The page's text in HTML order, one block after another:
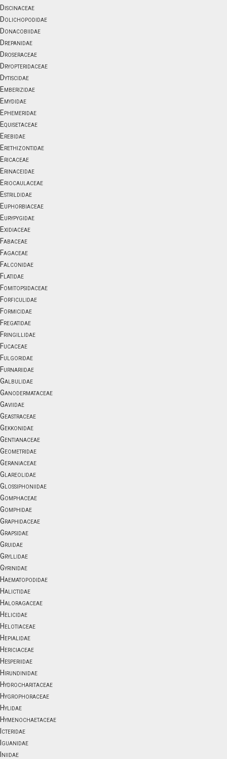
Discinaceae
Dolichopodidae
Donacobiidae
Drepanidae
Droseraceae
Dryopteridaceae
Dytiscidae
Emberizidae
Emydidae
Ephemeridae
Equisetaceae
Erebidae
Erethizontidae
Ericaceae
Erinaceidae
Eriocaulaceae
Estrildidae
Euphorbiaceae
Eurypygidae
Exidiaceae
Fabaceae
Fagaceae
Falconidae
Flatidae
Fomitopsidaceae
Forficulidae
Formicidae
Fregatidae
Fringillidae
Fucaceae
Fulgoridae
Furnariidae
Galbulidae
Ganodermataceae
Gaviidae
Geastraceae
Gekkonidae
Gentianaceae
Geometridae
Geraniaceae
Glareolidae
Glossiphoniidae
Gomphaceae
Gomphidae
Graphidaceae
Grapsidae
Gruidae
Gryllidae
Gyrinidae
Haematopodidae
Halictidae
Haloragaceae
Helicidae
Helotiaceae
Hepialidae
Hericiaceae
Hesperiidae
Hirundinidae
Hydrocharitaceae
Hygrophoraceae
Hylidae
Hymenochaetaceae
Icteridae
Iguanidae
Iniidae